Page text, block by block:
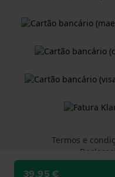
39,95 €
Termos e